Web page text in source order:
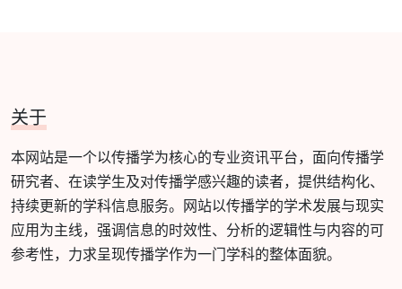
关于
本网站是一个以传播学为核心的专业资讯平台，面向传播学
研究者、在读学生及对传播学感兴趣的读者，提供结构化、
持续更新的学科信息服务。网站以传播学的学术发展与现实
应用为主线，强调信息的时效性、分析的逻辑性与内容的可
参考性，力求呈现传播学作为一门学科的整体面貌。